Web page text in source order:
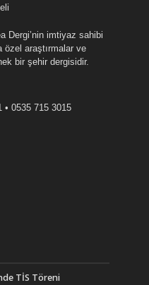
Dergi’nin imtiyaz sahibi
özel araştırmalar ve
bir şehir dergisidir.
• 0535 715 3015
TİS Töreni